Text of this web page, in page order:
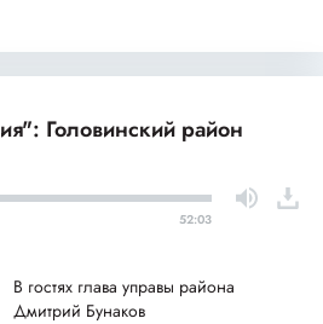
Головинский район
52:03
В гостях глава управы района
Дмитрий Бунаков